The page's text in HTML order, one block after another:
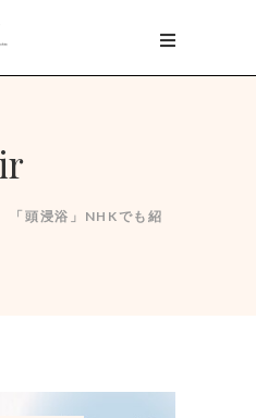
「頭浸浴」NHKでも紹